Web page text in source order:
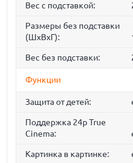
Вес с подставкой:
Размеры без подставки
(ШxВxГ):
Вес без подставки:
Функции
Защита от детей:
Поддержка 24p True
Cinema:
Картинка в картинке: